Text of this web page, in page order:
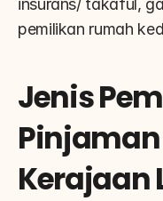
insurans/ takaful,
pemilikan rumah
Jenis
Kerajaan